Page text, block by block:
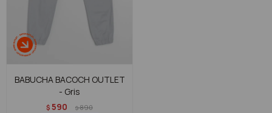
BABUCHA BACOCH OUTLET
- Gris
$ 590 $890